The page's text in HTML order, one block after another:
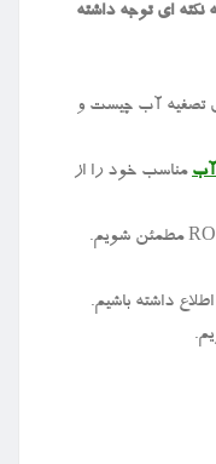
ای توجه داشته
تصفیه آب چیست و
آبمناسب خود را از
ROمطمئن شویم.
داشته باشیم.